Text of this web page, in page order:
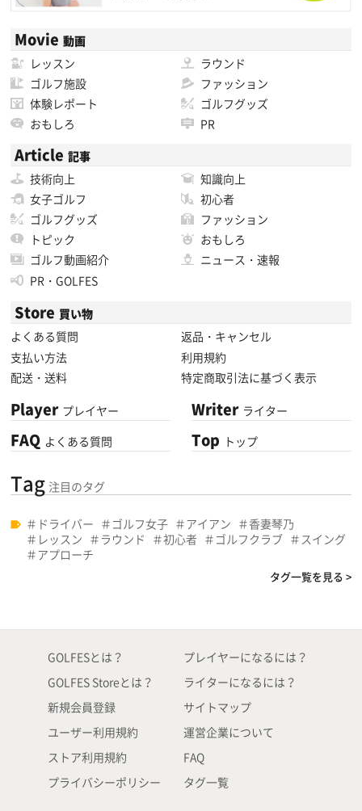
Movie 動画
レッスン
ラウンド
ゴルフ施設
ファッション
体験レポート
ゴルフグッズ
おもしろ
PR
Article 記事
技術向上
知識向上
女子ゴルフ
初心者
ゴルフグッズ
ファッション
トピック
おもしろ
ゴルフ動画紹介
ニュース・速報
PR・GOLFES
Store 買い物
よくある質問
返品・キャンセル
支払い方法
利用規約
配送・送料
特定商取引法に基づく表示
Player プレイヤー
FAQ よくある質問
Writer ライター
Top トップ
Tag 注目のタグ
ドライバー ゴルフ女子 アイアン
香妻琴乃
レッスン
ラウンド 初心者 ゴルフクラブ
スイング
アプローチ
タグ一覧を見る >
GOLFESとは？
GOLFES Storeとは？
新規会員登録
ユーザー利用規約
ストア利用規約
プライバシーポリシー
プレイヤーになるには？
ライターになるには？
サイトマップ
運営企業について
FAQ
タグ一覧